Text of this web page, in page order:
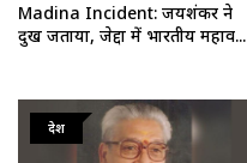
Madina Incident: जयशंकर ने
दुख जताया, जेद्दा में भारतीय महाव...
देश